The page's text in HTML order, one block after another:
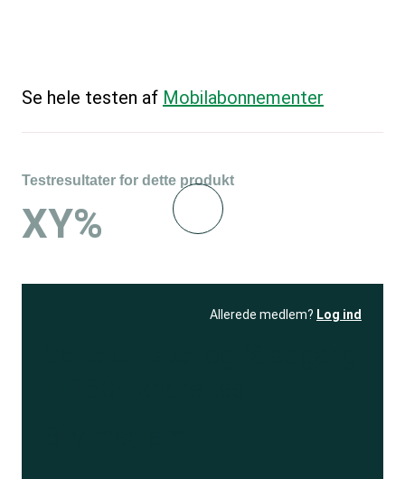
Se hele testen af Mobilabonnementer
Testresultater for dette produkt
XY%
Allerede medlem? Log ind